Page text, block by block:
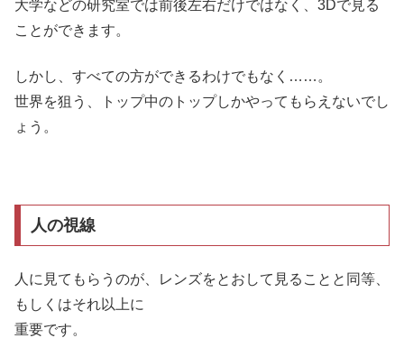
大学などの研究室では前後左右だけではなく、3Dで見る
ことができます。
しかし、すべての方ができるわけでもなく……。
世界を狙う、トップ中のトップしかやってもらえないでし
ょう。
人の視線
人に見てもらうのが、レンズをとおして見ることと同等、
もしくはそれ以上に
重要です。